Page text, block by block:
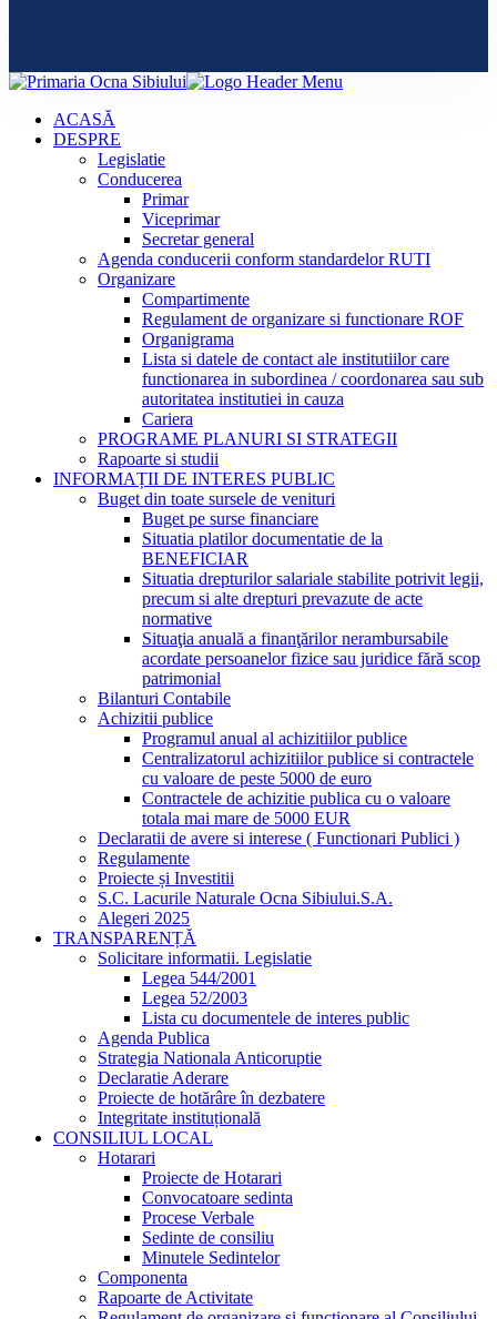
ACASĂ
DESPRE
Legislatie
Conducerea
Primar
Viceprimar
Secretar general
Agenda conducerii conform standardelor RUTI
Organizare
Compartimente
Regulament de organizare si functionare ROF
Organigrama
Lista si datele de contact ale institutiilor care
functionarea in subordinea / coordonarea sau sub
autoritatea institutiei in cauza
Cariera
PROGRAME PLANURI SI STRATEGII
Rapoarte si studii
INFORMAȚII DE INTERES PUBLIC
Buget din toate sursele de venituri
Buget pe surse financiare
Situatia platilor documentatie de la
BENEFICIAR
Situatia drepturilor salariale stabilite potrivit legii,
precum si alte drepturi prevazute de acte
normative
Situaţia anuală a finanţărilor nerambursabile
acordate persoanelor fizice sau juridice fără scop
patrimonial
Bilanturi Contabile
Achizitii publice
Programul anual al achizitiilor publice
Centralizatorul achizitiilor publice si contractele
cu valoare de peste 5000 de euro
Contractele de achizitie publica cu o valoare
totala mai mare de 5000 EUR
Declaratii de avere si interese ( Functionari Publici )
Regulamente
Proiecte și Investitii
S.C. Lacurile Naturale Ocna Sibiului.S.A.
Alegeri 2025
TRANSPARENȚĂ
Solicitare informatii. Legislatie
Legea 544/2001
Legea 52/2003
Lista cu documentele de interes public
Agenda Publica
Strategia Nationala Anticoruptie
Declaratie Aderare
Proiecte de hotărâre în dezbatere
Integritate instituțională
CONSILIUL LOCAL
Hotarari
Proiecte de Hotarari
Convocatoare sedinta
Procese Verbale
Sedinte de consiliu
Minutele Sedintelor
Componenta
Rapoarte de Activitate